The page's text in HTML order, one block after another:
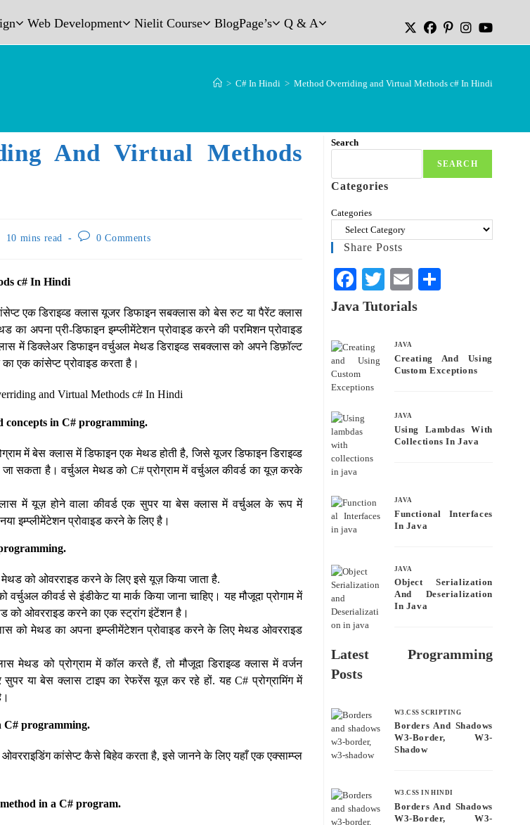
Web Development Nielit Course BlogPage’s Q & A
> C# In Hindi > Method Overriding and Virtual Methods c# In Hindi
And Virtual Methods
10 mins read 0 Comments
c# In Hindi
एक डिराइव्ड क्लास यूजर डिफाइन सबक्लास को बेस रुट या पैरेंट क्लास
अपना प्री-डिफाइन इम्प्लीमेंटेशन प्रोवाइड करने की परमिशन प्रोवाइड
में डिक्लेअर डिफाइन वर्चुअल मेथड डिराइव्ड सबक्लास को अपने डिफ़ॉल्ट
एक कांसेप्ट प्रोवाइड करता है।
in C# programming.
में बेस क्लास में डिफाइन एक मेथड होती है, जिसे यूजर डिफाइन डिराइव्ड
सकता है। वर्चुअल मेथड को C# प्रोग्राम में वर्चुअल कीवर्ड का यूज़ करके
क्लास में यूज़ होने वाला कीवर्ड एक सुपर या बेस क्लास में वर्चुअल के रूप में
इम्प्लीमेंटेशन प्रोवाइड करने के लिए है।
मेथड को ओवरराइड करने के लिए इसे यूज़ किया जाता है.
कीवर्ड से इंडीकेट या मार्क किया जाना चाहिए। यह मौजूदा प्रोगाम में
को ओवरराइड करने का एक स्ट्रांग इंटेंशन है।
को मेथड का अपना इम्प्लीमेंटेशन प्रोवाइड करने के लिए मेथड ओवरराइड
मेथड को प्रोग्राम में कॉल करते हैं, तो मौजूदा डिराइव्ड क्लास में वर्जन
सुपर या बेस क्लास टाइप का रेफरेंस यूज़ कर रहे हों. यह C# प्रोग्रामिंग में
C# programming.
कांसेप्ट कैसे बिहेव करता है, इसे जानने के लिए यहाँ एक एक्साम्प्ल
in a C# program.
Search
SEARCH
Categories
Categories
Share Posts
Fa
ce
ok
T
wi
E
m
Java Tutorials
JAVA
Creating And Using
Custom Exceptions
JAVA
Using Lambdas With
Collections In Java
JAVA
Functional Interfaces
In Java
JAVA
Object Serialization
And Deserialization
In Java
Latest Programming
Posts
W3.CSS SCRIPTING
Borders And Shadows
W3-Border, W3-
Shadow
W3.CSS IN HINDI
Borders And Shadows
W3-Border, W3-